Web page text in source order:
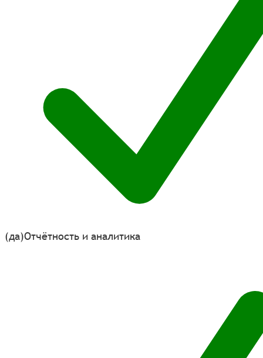
(да)Отчётность и аналитика